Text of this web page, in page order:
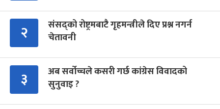
२
संसद्को रोष्ट्रमबाटै गृहमन्त्रीले दिए प्रश्न नगर्न
चेतावनी
३
अब सर्वोच्चले कसरी गर्छ कांग्रेस विवादको
सुनुवाइ ?